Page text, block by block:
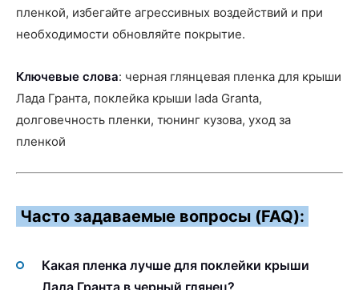
пленкой, избегайте агрессивных воздействий и при
необходимости обновляйте покрытие.
Ключевые слова: черная глянцевая пленка для крыши
Лада Гранта, поклейка крыши lada Granta,
долговечность пленки, тюнинг кузова, уход за
пленкой
Часто задаваемые вопросы (FAQ):
Какая пленка лучше для поклейки крыши